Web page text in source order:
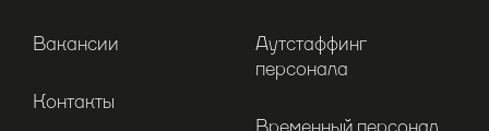
Вакансии
Контакты
Аутстаффинг
персонала